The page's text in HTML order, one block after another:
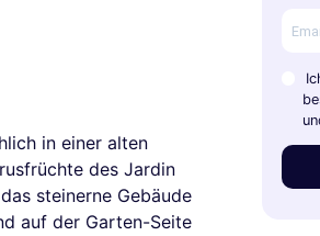
in einer alten
des Jardin
steinerne Gebäude
auf der Garten-Seite